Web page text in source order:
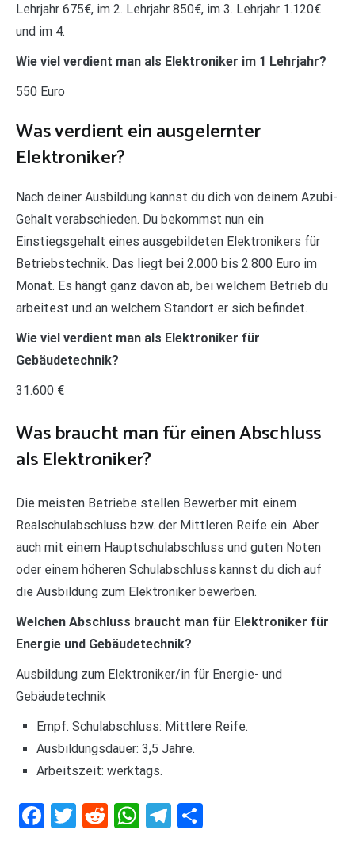
Lehrjahr 675€, im 2. Lehrjahr 850€, im 3. Lehrjahr 1.120€
und im 4.
Wie viel verdient man als Elektroniker im 1 Lehrjahr?
550 Euro
Was verdient ein ausgelernter
Elektroniker?
Nach deiner Ausbildung kannst du dich von deinem Azubi-
Gehalt verabschieden. Du bekommst nun ein
Einstiegsgehalt eines ausgebildeten Elektronikers für
Betriebstechnik. Das liegt bei 2.000 bis 2.800 Euro im
Monat. Es hängt ganz davon ab, bei welchem Betrieb du
arbeitest und an welchem Standort er sich befindet.
Wie viel verdient man als Elektroniker für
Gebäudetechnik?
31.600 €
Was braucht man für einen Abschluss
als Elektroniker?
Die meisten Betriebe stellen Bewerber mit einem
Realschulabschluss bzw. der Mittleren Reife ein. Aber
auch mit einem Hauptschulabschluss und guten Noten
oder einem höheren Schulabschluss kannst du dich auf
die Ausbildung zum Elektroniker bewerben.
Welchen Abschluss braucht man für Elektroniker für
Energie und Gebäudetechnik?
Ausbildung zum Elektroniker/in für Energie- und
Gebäudetechnik
Empf. Schulabschluss: Mittlere Reife.
Ausbildungsdauer: 3,5 Jahre.
Arbeitszeit: werktags.
Facebook
Twitter
RedditWhatsApp
Telegram